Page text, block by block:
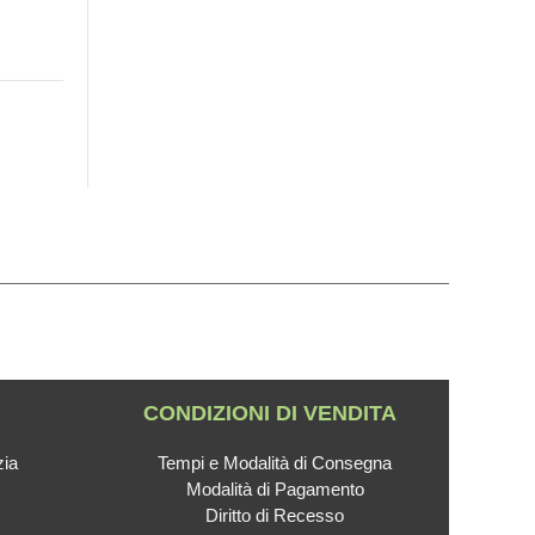
CONDIZIONI DI VENDITA
Tempi e Modalità di Consegna
Modalità di Pagamento
Diritto di Recesso